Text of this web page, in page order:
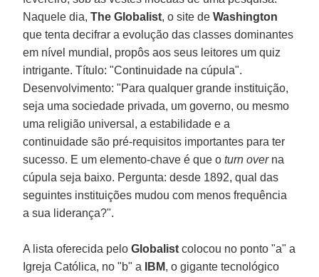
Naquele dia,The Globalist, o site deWashington
que tenta decifrar a evolução das classes dominantes
em nível mundial, propôs aos seus leitores um quiz
intrigante. Título: "Continuidade na cúpula".
Desenvolvimento: "Para qualquer grande instituição,
seja uma sociedade privada, um governo, ou mesmo
uma religião universal, a estabilidade e a
continuidade são pré-requisitos importantes para ter
sucesso. E um elemento-chave é que oturn over na
cúpula seja baixo. Pergunta: desde 1892, qual das
seguintes instituições mudou com menos frequência
a sua liderança?".
A lista oferecida peloGlobalistcolocou no ponto "a" a
Igreja Católica, no "b" a
IBM, o gigante tecnológico